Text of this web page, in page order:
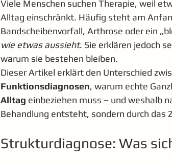
Viele Menschen suchen Therapie, weil
Alltag einschränkt. Häufig steht am
Bandscheibenvorfall, Arthrose oder ein
wie etwas aussieht. Sie erklären jedoch
warum sie bestehen bleiben.
Dieser Artikel erklärt den Unterschied
Funktionsdiagnosen, warum echte
Alltag einbeziehen muss – und weshalb
Behandlung entsteht, sondern durch das
Strukturdiagnose: Was